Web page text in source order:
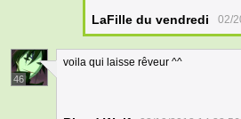
LaFille du vendredi 02/
46
voila qui laisse rêveur ^^